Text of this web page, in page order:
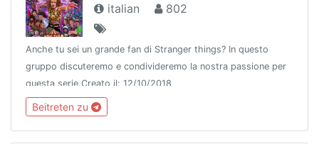
italian
802
Anche tu sei un grande fan di Stranger things? In questo
gruppo discuteremo e condivideremo la nostra passione per
questa serie.Creato il: 12/10/2018
Beitreten zu